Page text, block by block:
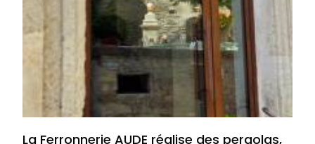
La Ferronnerie AUDE réalise des pergolas,